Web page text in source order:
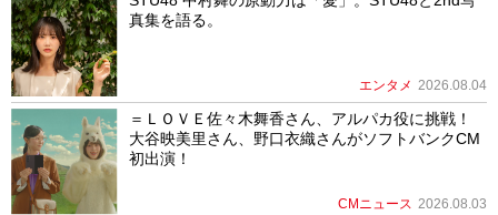
真集を語る。
エンタメ 2026.08.04
＝ＬＯＶＥ佐々木舞香さん、アルパカ役に挑戦！
大谷映美里さん、野口衣織さんがソフトバンクCM
初出演！
CMニュース 2026.08.03